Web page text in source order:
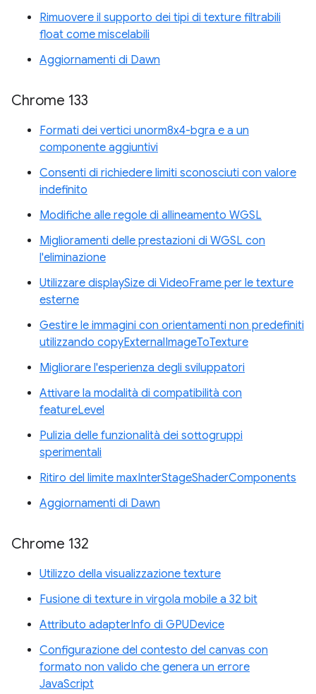
Rimuovere il supporto dei tipi di texture filtrabili
float come miscelabili
Aggiornamenti di Dawn
Chrome 133
Formati dei vertici unorm8x4-bgra e a un
componente aggiuntivi
Consenti di richiedere limiti sconosciuti con valore
indefinito
Modifiche alle regole di allineamento WGSL
Miglioramenti delle prestazioni di WGSL con
l'eliminazione
Utilizzare displaySize di VideoFrame per le texture
esterne
Gestire le immagini con orientamenti non predefiniti
utilizzando copyExternalImageToTexture
Migliorare l'esperienza degli sviluppatori
Attivare la modalità di compatibilità con
featureLevel
Pulizia delle funzionalità dei sottogruppi
sperimentali
Ritiro del limite maxInterStageShaderComponents
Aggiornamenti di Dawn
Chrome 132
Utilizzo della visualizzazione texture
Fusione di texture in virgola mobile a 32 bit
Attributo adapterInfo di GPUDevice
Configurazione del contesto del canvas con
formato non valido che genera un errore
JavaScript